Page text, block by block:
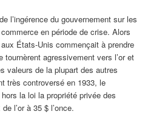
l’ingérence du gouvernement sur les
en période de crise. Alors
États-Unis commençait à prendre
agressivement vers l’or et
valeurs de la plupart des autres
très controversé en 1933, le
la loi la propriété privée des
l’or à 35 $ l’once.